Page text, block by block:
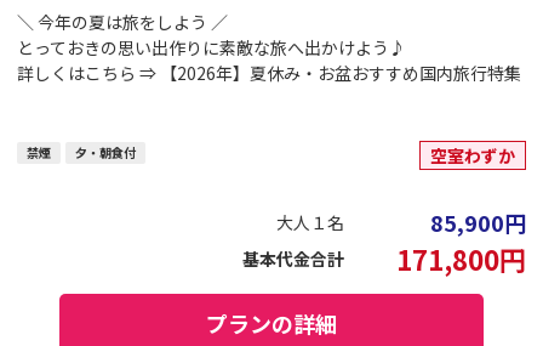
＼ 今年の夏は旅をしよう ／
とっておきの思い出作りに素敵な旅へ出かけよう♪
詳しくはこちら ⇒ 【2026年】夏休み・お盆おすすめ国内旅行特集
禁煙 夕・朝食付 空室わずか
大人１名 85,900円
基本代金合計 171,800円
プランの詳細